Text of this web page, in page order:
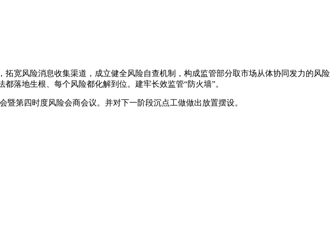
风险消息收集渠道，成立健全风险自查机制，构成监管部分取市场从体协同发力的风险
落地生根、每个风险都化解到位。建牢长效监管“防火墙”。
第四时度风险会商会议。并对下一阶段沉点工做做出放置摆设。